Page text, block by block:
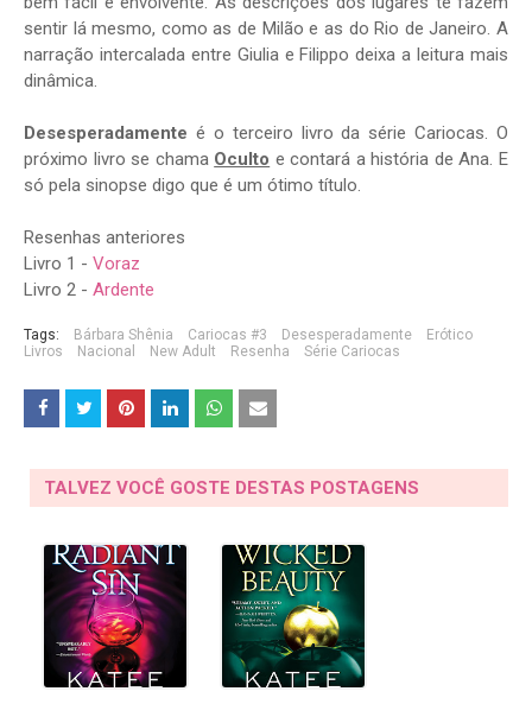
sentir lá mesmo, como as de Milão e as do Rio de Janeiro. A
narração intercalada entre Giulia e Filippo deixa a leitura mais
dinâmica.
Desesperadamente é o terceiro livro da série Cariocas. O
próximo livro se chama Oculto e contará a história de Ana. E
só pela sinopse digo que é um ótimo título.
Resenhas anteriores
Livro 1 - Voraz
Livro 2 - Ardente
Tags: Bárbara Shênia Cariocas #3 Desesperadamente
Erótico
Livros
Nacional New Adult Resenha Série Cariocas
TALVEZ VOCÊ GOSTE DESTAS POSTAGENS